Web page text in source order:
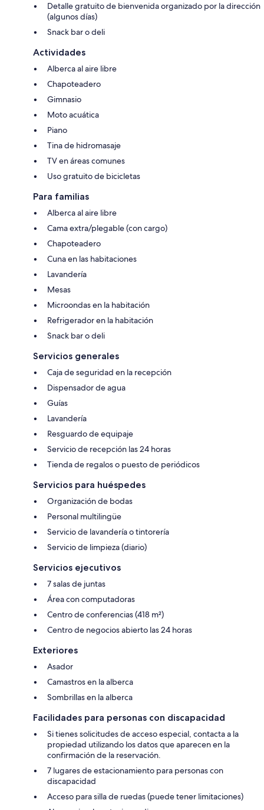
Detalle gratuito de bienvenida organizado por la dirección
(algunos días)
Snack bar o deli
Actividades
Alberca al aire libre
Chapoteadero
Gimnasio
Moto acuática
Piano
Tina de hidromasaje
TV en áreas comunes
Uso gratuito de bicicletas
Para familias
Alberca al aire libre
Cama extra/plegable (con cargo)
Chapoteadero
Cuna en las habitaciones
Lavandería
Mesas
Microondas en la habitación
Refrigerador en la habitación
Snack bar o deli
Servicios generales
Caja de seguridad en la recepción
Dispensador de agua
Guías
Lavandería
Resguardo de equipaje
Servicio de recepción las 24 horas
Tienda de regalos o puesto de periódicos
Servicios para huéspedes
Organización de bodas
Personal multilingüe
Servicio de lavandería o tintorería
Servicio de limpieza (diario)
Servicios ejecutivos
7 salas de juntas
Área con computadoras
Centro de conferencias (418 m²)
Centro de negocios abierto las 24 horas
Exteriores
Asador
Camastros en la alberca
Sombrillas en la alberca
Facilidades para personas con discapacidad
Si tienes solicitudes de acceso especial, contacta a la
propiedad utilizando los datos que aparecen en la
confirmación de la reservación.
7 lugares de estacionamiento para personas con
discapacidad
Acceso para silla de ruedas (puede tener limitaciones)